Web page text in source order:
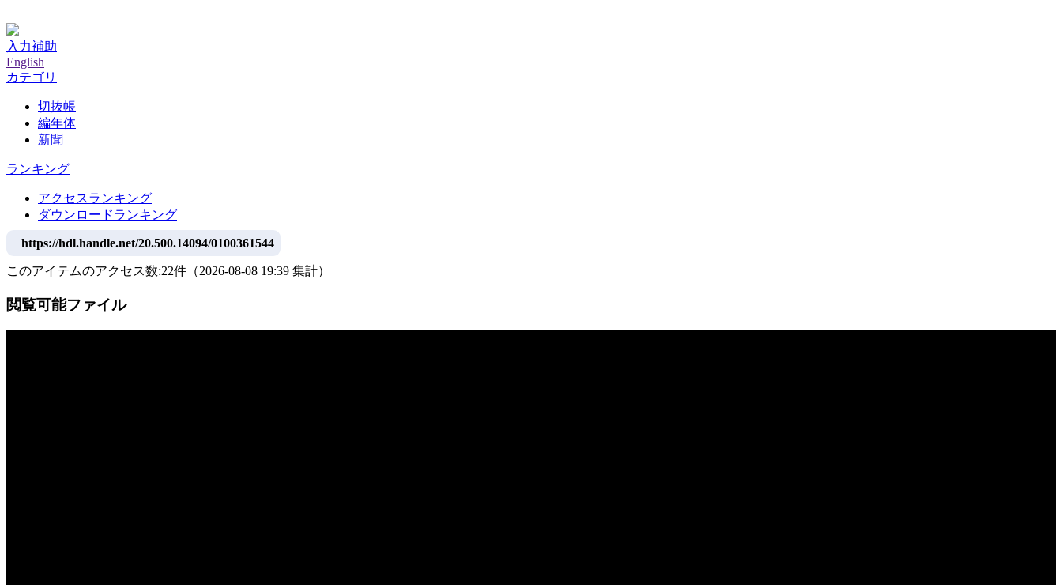
入力補助
English
カテゴリ
切抜帳
編年体
新聞
ランキング
アクセスランキング
ダウンロードランキング
https://hdl.handle.net/20.500.14094/0100361544
このアイテムのアクセス数:22件 （2026-08-08 19:39 集計）
閲覧可能ファイル